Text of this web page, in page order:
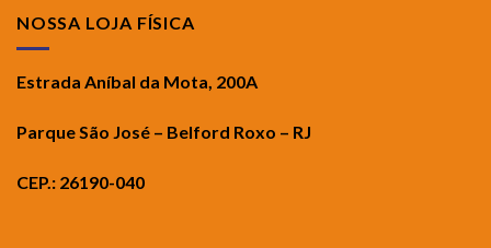
NOSSA LOJA FÍSICA
Estrada Aníbal da Mota, 200A
Parque São José – Belford Roxo – RJ
CEP.: 26190-040